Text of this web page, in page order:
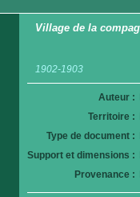
Village de la
1902-1903
Auteur :
Territoire :
Type de document :
Support et dimensions :
Provenance :